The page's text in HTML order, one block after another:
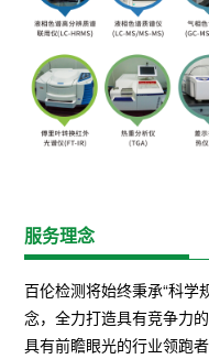
服务理念
百伦检测将始终秉承“科学
念，全力打造具有竞争力
具有前瞻眼光的行业领跑者